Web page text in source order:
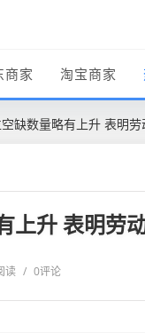
商家 淘宝商家
缺数量略有上升 表明
上升 表明劳
读 / 0评论